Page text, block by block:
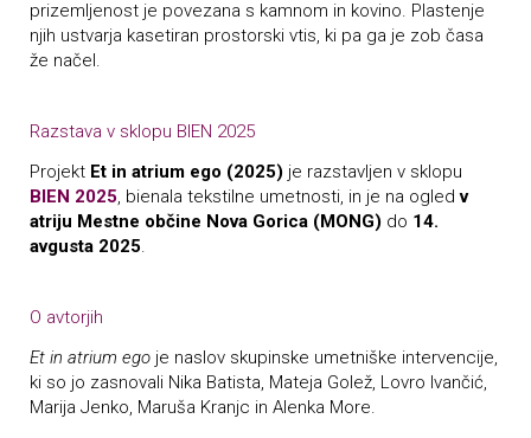
prizemljenost je povezana s kamnom in kovino. Plastenje
njih ustvarja kasetiran prostorski vtis, ki pa ga je zob časa
že načel.
Razstava v sklopu BIEN 2025
Projekt Et in atrium ego (2025) je razstavljen v sklopu
BIEN 2025, bienala tekstilne umetnosti, in je na ogledv
atriju Mestne občine Nova Gorica (MONG) do 14.
avgusta 2025.
O avtorjih
Et in atrium ego je naslov skupinske umetniške intervencije,
ki so jo zasnovali Nika Batista, Mateja Golež, Lovro Ivančić,
Marija Jenko, Maruša Kranjc in Alenka More.